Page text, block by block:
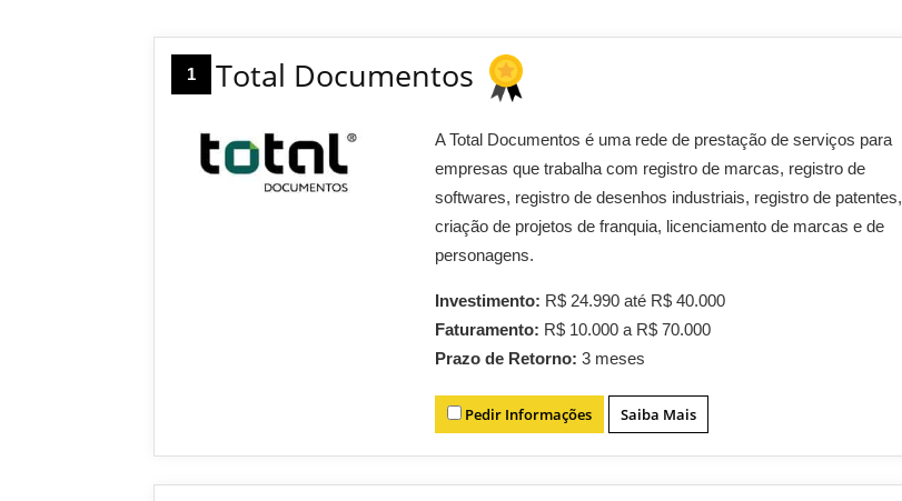
1 Total Documentos
A Total Documentos é uma rede de prestação de serviços para
empresas que trabalha com registro de marcas, registro de
softwares, registro de desenhos industriais, registro de patentes,
criação de projetos de franquia, licenciamento de marcas e de
personagens.
Investimento: R$ 24.990 até R$ 40.000
Faturamento: R$ 10.000 a R$ 70.000
Prazo de Retorno:3 meses
Pedir Informações Saiba Mais